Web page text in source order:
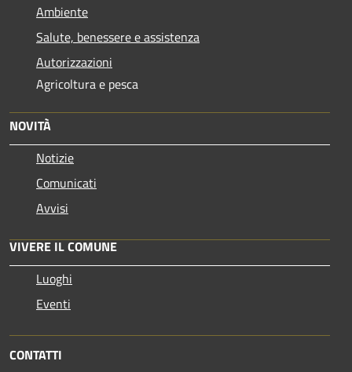
Ambiente
Salute, benessere e assistenza
Autorizzazioni
Agricoltura e pesca
NOVITÀ
Notizie
Comunicati
Avvisi
VIVERE IL COMUNE
Luoghi
Eventi
CONTATTI